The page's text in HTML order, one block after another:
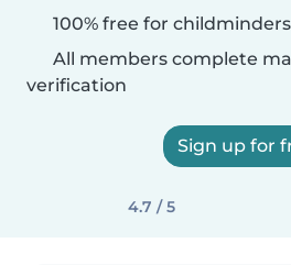
100% free for childminders
All members complete
verification
Sign up for
4.7 / 5